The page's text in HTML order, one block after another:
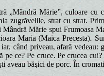
„Mândră Mărie”, culoare
zugrăvelile, strat cu strat.
Mândră Mărie spui Frumoasa
Maria (Maica Precesta).
când priveau, afară vedeau:
ce? Pe cruce. Pe crucea
aveau băşici de porc. În